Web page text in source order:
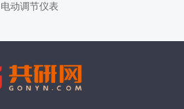
电动调节仪表